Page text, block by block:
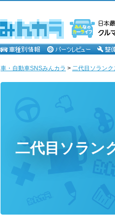
車・自動車SNSみんカラ > 二代目ソランク
二代目ソラン